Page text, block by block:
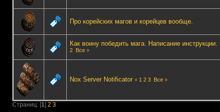
Про корейских магов и корейцев вообще.
Как воину победить мага. Написание инструкции.
2 Все»
Nox Server Notificator « 1 2 3 Все»
Страниц: [1] 2 3